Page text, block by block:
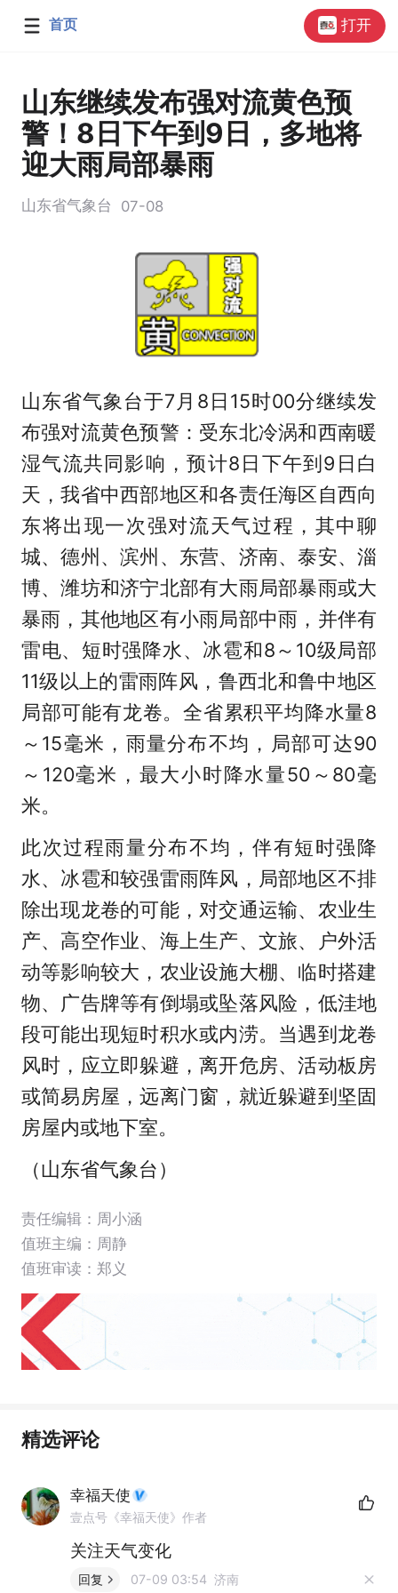
首页 打开
山东继续发布强对流黄色预
警！8日下午到9日，多地将
迎大雨局部暴雨
山东省气象台 07-08
山东省气象台于7月8日15时00分继续发
布强对流黄色预警：受东北冷涡和西南暖
湿气流共同影响，预计8日下午到9日白
天，我省中西部地区和各责任海区自西向
东将出现一次强对流天气过程，其中聊
城、德州、滨州、东营、济南、泰安、淄
博、潍坊和济宁北部有大雨局部暴雨或大
暴雨，其他地区有小雨局部中雨，并伴有
雷电、短时强降水、冰雹和8～10级局部
11级以上的雷雨阵风，鲁西北和鲁中地区
局部可能有龙卷。全省累积平均降水量8
～15毫米，雨量分布不均，局部可达90
～120毫米，最大小时降水量50～80毫
米。
此次过程雨量分布不均，伴有短时强降
水、冰雹和较强雷雨阵风，局部地区不排
除出现龙卷的可能，对交通运输、农业生
产、高空作业、海上生产、文旅、户外活
动等影响较大，农业设施大棚、临时搭建
物、广告牌等有倒塌或坠落风险，低洼地
段可能出现短时积水或内涝。当遇到龙卷
风时，应立即躲避，离开危房、活动板房
或简易房屋，远离门窗，就近躲避到坚固
房屋内或地下室。
（山东省气象台）
责任编辑：周小涵
值班主编： 周静
值班审读：郑义
精选评论
幸福天使
壹点号《幸福天使》作者
关注天气变化
回复 07-09 03:54 济南